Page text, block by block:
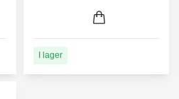
I lager